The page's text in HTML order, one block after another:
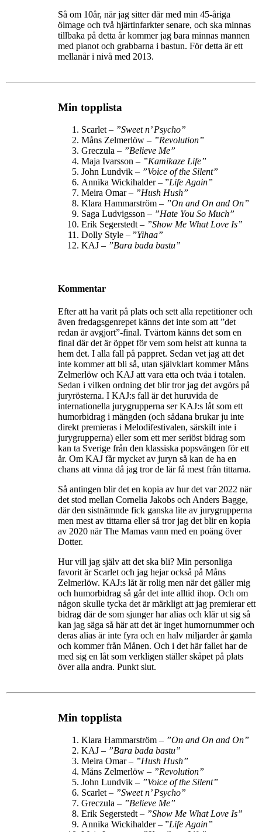
Så om 10år, när jag sitter där med min 45-åriga
ölmage och två hjärtinfarkter senare, och ska minnas
tillbaka på detta år kommer jag bara minnas mannen
med pianot och grabbarna i bastun. För detta är ett
mellanår i nivå med 2013.
Min topplista
Scarlet – ”Sweet n’ Psycho”
Måns Zelmerlöw – ”Revolution”
Greczula – ”Believe Me”
Maja Ivarsson – ”Kamikaze Life”
John Lundvik – ”Voice of the Silent”
Annika Wickihalder – ”Life Again”
Meira Omar – ”Hush Hush”
Klara Hammarström – ”On and On and On”
Saga Ludvigsson – ”Hate You So Much”
Erik Segerstedt – ”Show Me What Love Is”
Dolly Style – ”Yihaa”
KAJ – ”Bara bada bastu”
Kommentar
Efter att ha varit på plats och sett alla repetitioner och
även fredagsgenrepet känns det inte som att ”det
redan är avgjort”-final. Tvärtom känns det som en
final där det är öppet för vem som helst att kunna ta
hem det. I alla fall på pappret. Sedan vet jag att det
inte kommer att bli så, utan självklart kommer Måns
Zelmerlöw och KAJ att vara etta och tvåa i totalen.
Sedan i vilken ordning det blir tror jag det avgörs på
juryrösterna. I KAJ:s fall är det huruvida de
internationella jurygrupperna ser KAJ:s låt som ett
humorbidrag i mängden (och sådana brukar ju inte
direkt premieras i Melodifestivalen, särskilt inte i
jurygrupperna) eller som ett mer seriöst bidrag som
kan ta Sverige från den klassiska popsvängen för ett
år. Om KAJ får mycket av juryn så kan de ha en
chans att vinna då jag tror de lär få mest från tittarna.
Så antingen blir det en kopia av hur det var 2022 när
det stod mellan Cornelia Jakobs och Anders Bagge,
där den sistnämnde fick ganska lite av jurygrupperna
men mest av tittarna eller så tror jag det blir en kopia
av 2020 när The Mamas vann med en poäng över
Dotter.
Hur vill jag själv att det ska bli? Min personliga
favorit är Scarlet och jag hejar också på Måns
Zelmerlöw. KAJ:s låt är rolig men när det gäller mig
och humorbidrag så går det inte alltid ihop. Och om
någon skulle tycka det är märkligt att jag premierar ett
bidrag där de som sjunger har alias och klär ut sig så
kan jag säga så här att det är inget humornummer och
deras alias är inte fyra och en halv miljarder år gamla
och kommer från Månen. Och i det här fallet har de
med sig en låt som verkligen ställer skåpet på plats
över alla andra. Punkt slut.
Min topplista
Klara Hammarström – ”On and On and On”
KAJ – ”Bara bada bastu”
Meira Omar – ”Hush Hush”
Måns Zelmerlöw – ”Revolution”
John Lundvik – ”Voice of the Silent”
Scarlet – ”Sweet n’ Psycho”
Greczula – ”Believe Me”
Erik Segerstedt – ”Show Me What Love Is”
Annika Wickihalder – ”Life Again”